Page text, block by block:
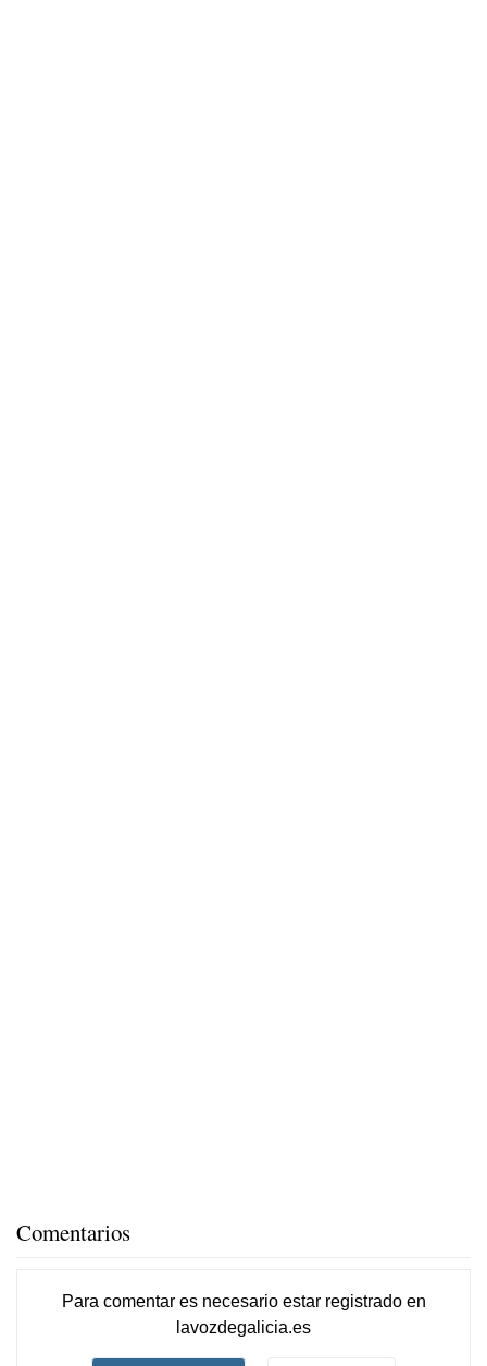
Comentarios
Para comentar es necesario estar registradoen
lavozdegalicia.es